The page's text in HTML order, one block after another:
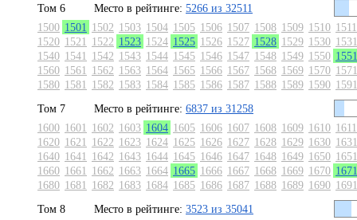
Том 6
Место в рейтинге: 5266 из 32511
1500 1501 1502 1503 1504 1505 1506 1507 1508 1509 1510 1511
1520 1521 1522 1523 1524 1525 1526 1527 1528 1529 1530 1531
1540 1541 1542 1543 1544 1545 1546 1547 1548 1549 1550 1551
1560 1561 1562 1563 1564 1565 1566 1567 1568 1569 1570 1571
1580 1581 1582 1583 1584 1585 1586 1587 1588 1589 1590 1591
Том 7
Место в рейтинге: 6837 из 31258
1600 1601 1602 1603 1604 1605 1606 1607 1608 1609 1610 1611
1620 1621 1622 1623 1624 1625 1626 1627 1628 1629 1630 1631
1640 1641 1642 1643 1644 1645 1646 1647 1648 1649 1650 1651
1660 1661 1662 1663 1664 1665 1666 1667 1668 1669 1670 1671
1680 1681 1682 1683 1684 1685 1686 1687 1688 1689 1690 1691
Том 8
Место в рейтинге: 3523 из 35041